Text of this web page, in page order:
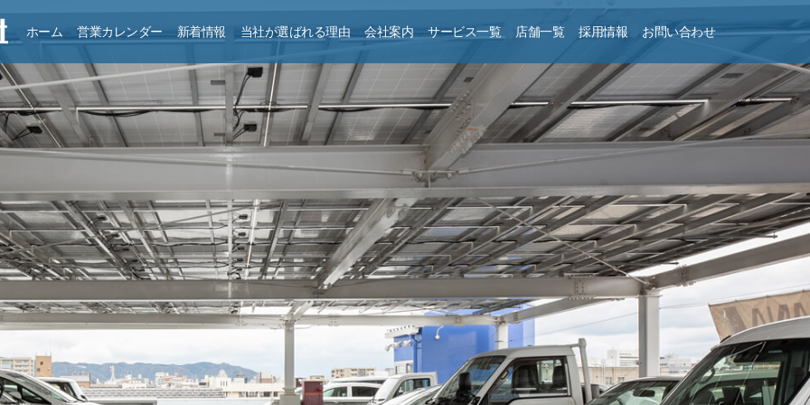
ホーム 営業カレンダー 新着情報 当社が選ばれる理由 会社案内 サービス一覧 店舗一覧 採用情報 お問い合わせ